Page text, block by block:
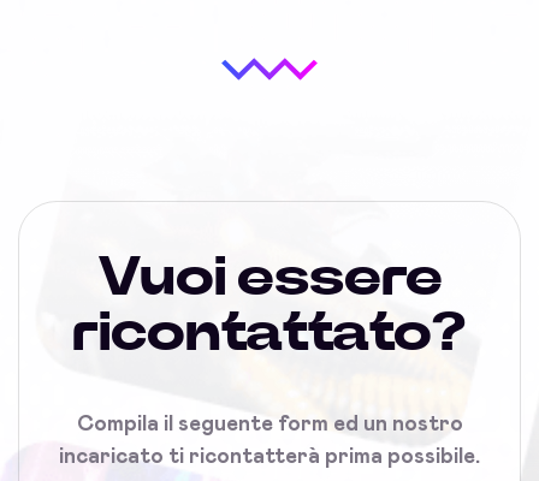
Vuoi essere
ricontattato?
Compila il seguente form ed un nostro
incaricato ti ricontatterà prima possibile.